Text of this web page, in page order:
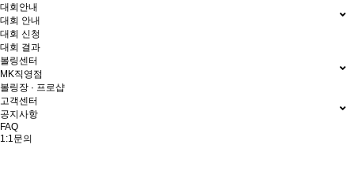
대회안내
대회 안내
대회 신청
대회 결과
볼링센터
MK직영점
볼링장 · 프로샵
고객센터
공지사항
FAQ
1:1문의